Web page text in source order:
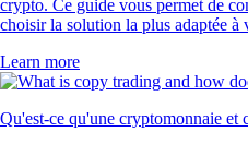
crypto. Ce guide vous permet de
choisir la solution la plus adaptée à
Learn more
Qu'est-ce qu'une cryptomonnaie et